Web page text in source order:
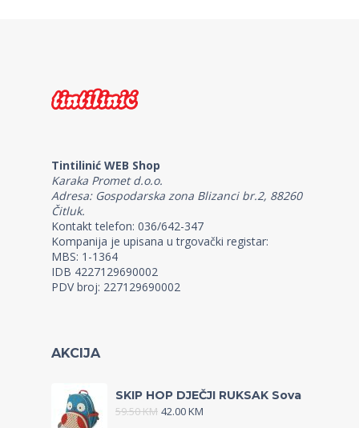
Tintilinić WEB Shop
Karaka Promet d.o.o.
Adresa: Gospodarska zona Blizanci br.2, 88260
Čitluk.
Kontakt telefon: 036/642-347
Kompanija je upisana u trgovački registar:
MBS: 1-1364
IDB 4227129690002
PDV broj: 227129690002
AKCIJA
SKIP HOP DJEČJI RUKSAK Sova
59.50KM 42.00KM